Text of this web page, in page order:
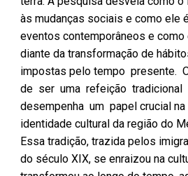
às mudanças sociais e como ele
eventos contemporâneos e
diante da transformação de
impostas pelo tempo presente.
de ser uma refeição tradicional
desempenha um papel crucial na
identidade cultural da região do
Essa tradição, trazida pelos
do século XIX, se enraizou na